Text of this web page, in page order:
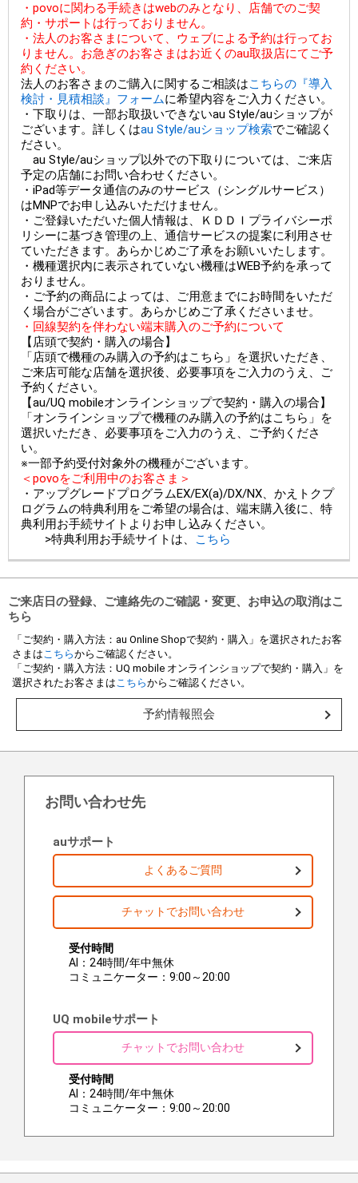
・povoに関わる手続きはwebのみとなり、店舗でのご契
約・サポートは行っておりません。
・法人のお客さまについて、ウェブによる予約は行ってお
りません。お急ぎのお客さまはお近くのau取扱店にてご予
約ください。
法人のお客さまのご購入に関するご相談はこちらの『導入
検討・見積相談』フォームに希望内容をご入力ください。
・下取りは、一部お取扱いできないau Style/auショップが
ございます。詳しくはau Style/auショップ検索でご確認く
ださい。
au Style/auショップ以外での下取りについては、ご来店
予定の店舗にお問い合わせください。
・iPad等データ通信のみのサービス（シングルサービス）
はMNPでお申し込みいただけません。
・ご登録いただいた個人情報は、ＫＤＤＩプライバシーポ
リシーに基づき管理の上、通信サービスの提案に利用させ
ていただきます。あらかじめご了承をお願いいたします。
・機種選択内に表示されていない機種はWEB予約を承って
おりません。
・ご予約の商品によっては、ご用意までにお時間をいただ
く場合がございます。あらかじめご了承くださいませ。
・回線契約を伴わない端末購入のご予約について
【店頭で契約・購入の場合】
「店頭で機種のみ購入の予約はこちら」を選択いただき、
ご来店可能な店舗を選択後、必要事項をご入力のうえ、ご
予約ください。
【au/UQ mobileオンラインショップで契約・購入の場合】
「オンラインショップで機種のみ購入の予約はこちら」を
選択いただき、必要事項をご入力のうえ、ご予約くださ
い。
※一部予約受付対象外の機種がございます。
＜povoをご利用中のお客さま＞
・アップグレードプログラムEX/EX(a)/DX/NX、かえトクプ
ログラムの特典利用をご希望の場合は、端末購入後に、特
典利用お手続サイトよりお申し込みください。
>特典利用お手続サイトは、
こちら
ご来店日の登録、ご連絡先のご確認・変更、お申込の取消はこ
ちら
「ご契約・購入方法：au Online Shopで契約・購入」を選択されたお客
さまはこちらからご確認ください。
「ご契約・購入方法：UQ mobile オンラインショップで契約・購入」を
選択されたお客さまはこちらからご確認ください。
予約情報照会
お問い合わせ先
auサポート
よくあるご質問
チャットでお問い合わせ
受付時間
AI：24時間/年中無休
コミュニケーター：9:00～20:00
UQ mobileサポート
チャットでお問い合わせ
受付時間
AI：24時間/年中無休
コミュニケーター：9:00～20:00